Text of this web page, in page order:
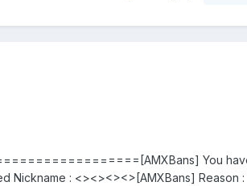
You
Nickname : <><><><>[AMXBans] Reason